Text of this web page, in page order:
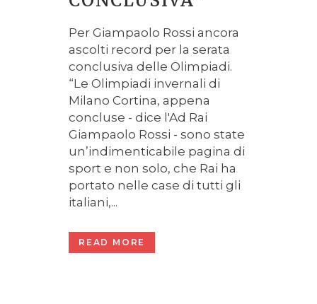
Per Giampaolo Rossi ancora
ascolti record per la serata
conclusiva delle Olimpiadi.
“Le Olimpiadi invernali di
Milano Cortina, appena
concluse - dice l'Ad Rai
Giampaolo Rossi - sono state
un’indimenticabile pagina di
sport e non solo, che Rai ha
portato nelle case di tutti gli
italiani,...
READ MORE